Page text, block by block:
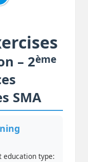
– 2ème
SMA
education type: